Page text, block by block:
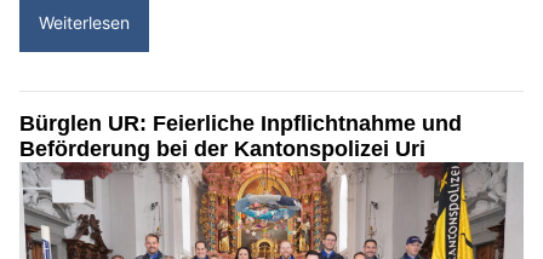
Weiterlesen
Bürglen UR: Feierliche Inpflichtnahme und
Beförderung bei der Kantonspolizei Uri